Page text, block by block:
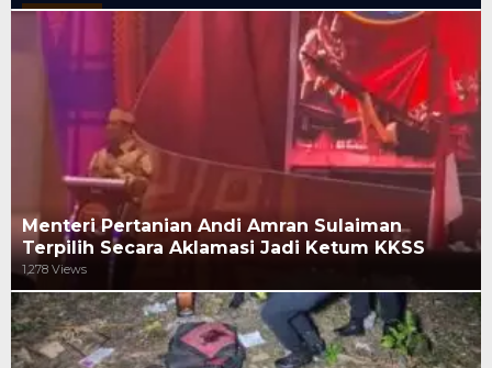
Menteri Pertanian Andi Amran Sulaiman
Terpilih Secara Aklamasi Jadi Ketum KKSS
1,278 Views